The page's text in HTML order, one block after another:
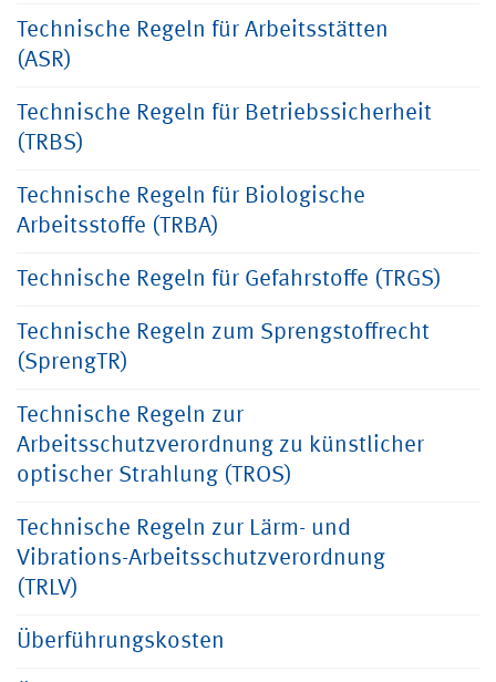
Technische Regeln für Arbeitsstätten
(ASR)
Technische Regeln für Betriebssicherheit
(TRBS)
Technische Regeln für Biologische
Arbeitsstoffe (TRBA)
Technische Regeln für Gefahrstoffe (TRGS)
Technische Regeln zum Sprengstoffrecht
(SprengTR)
Technische Regeln zur
Arbeitsschutzverordnung zu künstlicher
optischer Strahlung (TROS)
Technische Regeln zur Lärm- und
Vibrations-Arbeitsschutzverordnung
(TRLV)
Überführungskosten